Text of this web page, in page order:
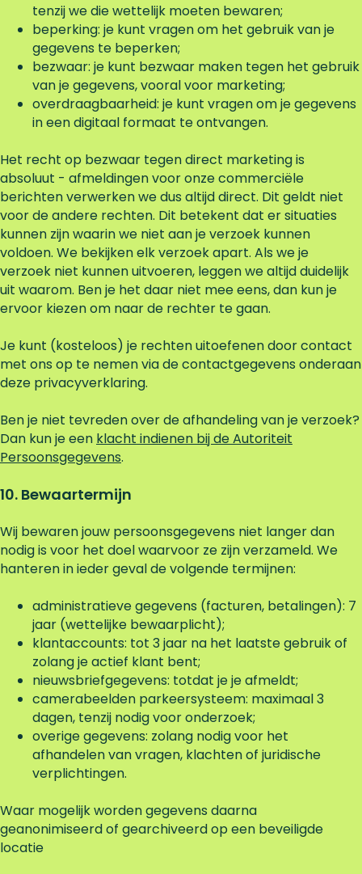
tenzij we die wettelijk moeten bewaren;
beperking: je kunt vragen om het gebruik van je
gegevens te beperken;
bezwaar: je kunt bezwaar maken tegen het gebruik
van je gegevens, vooral voor marketing;
overdraagbaarheid: je kunt vragen om je gegevens
in een digitaal formaat te ontvangen.
Het recht op bezwaar tegen direct marketing is
absoluut - afmeldingen voor onze commerciële
berichten verwerken we dus altijd direct. Dit geldt niet
voor de andere rechten. Dit betekent dat er situaties
kunnen zijn waarin we niet aan je verzoek kunnen
voldoen. We bekijken elk verzoek apart. Als we je
verzoek niet kunnen uitvoeren, leggen we altijd duidelijk
uit waarom. Ben je het daar niet mee eens, dan kun je
ervoor kiezen om naar de rechter te gaan.
Je kunt (kosteloos) je rechten uitoefenen door contact
met ons op te nemen via de contactgegevens onderaan
deze privacyverklaring.
Ben je niet tevreden over de afhandeling van je verzoek?
Dan kun je een klacht indienen bij de Autoriteit
Persoonsgegevens.
10. Bewaartermijn
Wij bewaren jouw persoonsgegevens niet langer dan
nodig is voor het doel waarvoor ze zijn verzameld. We
hanteren in ieder geval de volgende termijnen:
administratieve gegevens (facturen, betalingen): 7
jaar (wettelijke bewaarplicht);
klantaccounts: tot 3 jaar na het laatste gebruik of
zolang je actief klant bent;
nieuwsbriefgegevens: totdat je je afmeldt;
camerabeelden parkeersysteem: maximaal 3
dagen, tenzij nodig voor onderzoek;
overige gegevens: zolang nodig voor het
afhandelen van vragen, klachten of juridische
verplichtingen.
Waar mogelijk worden gegevens daarna
geanonimiseerd of gearchiveerd op een beveiligde
locatie